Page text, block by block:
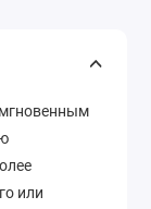
или